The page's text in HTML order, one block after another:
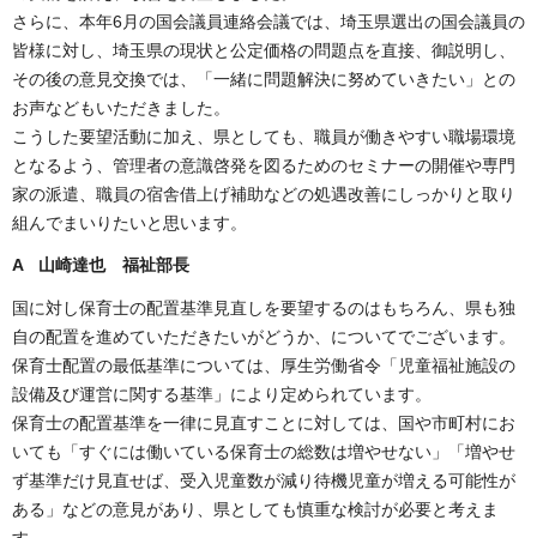
さらに、本年6月の国会議員連絡会議では、埼玉県選出の国会議員の
皆様に対し、埼玉県の現状と公定価格の問題点を直接、御説明し、
その後の意見交換では、「一緒に問題解決に努めていきたい」との
お声などもいただきました。
こうした要望活動に加え、県としても、職員が働きやすい職場環境
となるよう、管理者の意識啓発を図るためのセミナーの開催や専門
家の派遣、職員の宿舎借上げ補助などの処遇改善にしっかりと取り
組んでまいりたいと思います。
A 山崎達也 福祉部長
国に対し保育士の配置基準見直しを要望するのはもちろん、県も独
自の配置を進めていただきたいがどうか、についてでございます。
保育士配置の最低基準については、厚生労働省令「児童福祉施設の
設備及び運営に関する基準」により定められています。
保育士の配置基準を一律に見直すことに対しては、国や市町村にお
いても「すぐには働いている保育士の総数は増やせない」「増やせ
ず基準だけ見直せば、受入児童数が減り待機児童が増える可能性が
ある」などの意見があり、県としても慎重な検討が必要と考えま